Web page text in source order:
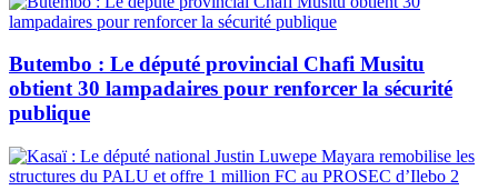
Butembo : Le député provincial Chafi Musitu
obtient 30 lampadaires pour renforcer la sécurité
publique